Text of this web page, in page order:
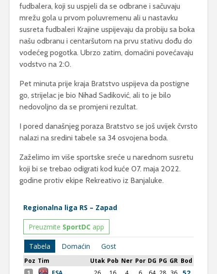
fudbalera, koji su uspjeli da se odbrane i sačuvaju
mrežu gola u prvom poluvremenu ali u nastavku
susreta fudbaleri Krajine uspijevaju da probiju sa boka
našu odbranu i centaršutom na prvu stativu dođu do
vodećeg pogotka. Ubrzo zatim, domaćini povećavaju
vodstvo na 2:0.
Pet minuta prije kraja Bratstvo uspijeva da postigne
go, strijelac je bio Nihad Sadiković, ali to je bilo
nedovoljno da se promjeni rezultat.
I pored današnjeg poraza Bratstvo se još uvijek čvrsto
nalazi na sredini tabele sa 34 osvojena boda.
Zaželimo im više sportske sreće u narednom susretu
koji bi se trebao odigrati kod kuće 07. maja 2022.
godine protiv ekipe Rekreativo iz Banjaluke.